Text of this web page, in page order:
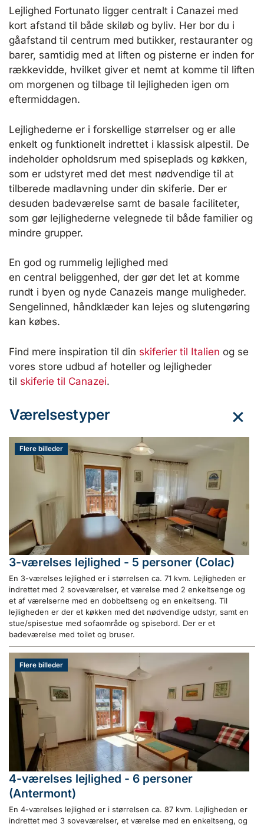
Lejlighed Fortunato ligger centralt i Canazei med
kort afstand til både skiløb og byliv. Her bor du i
gåafstand til centrum med butikker, restauranter og
barer, samtidig med at liften og pisterne er inden for
rækkevidde, hvilket giver et nemt at komme til liften
om morgenen og tilbage til lejligheden igen om
eftermiddagen.
Lejlighederne er i forskellige størrelser og er alle
enkelt og funktionelt indrettet i klassisk alpestil. De
indeholder opholdsrum med spiseplads og køkken,
som er udstyret med det mest nødvendige til at
tilberede madlavning under din skiferie. Der er
desuden badeværelse samt de basale faciliteter,
som gør lejlighederne velegnede til både familier og
mindre grupper.
En god og rummelig lejlighed med
en central beliggenhed, der gør det let at komme
rundt i byen og nyde Canazeis mange muligheder.
Sengelinned, håndklæder kan lejes og slutengøring
kan købes.
Find mere inspiration til din skiferier til Italien og se
vores store udbud af hoteller og lejligheder
til skiferie til Canazei.
Værelsestyper
Flere billeder
3-værelses lejlighed - 5 personer (Colac)
En 3-værelses lejlighed er i størrelsen ca. 71 kvm. Lejligheden er
indrettet med 2 soveværelser, et værelse med 2 enkeltsenge og
et af værelserne med en dobbeltseng og en enkeltseng. Til
lejligheden er der et køkken med det nødvendige udstyr, samt en
stue/spisestue med sofaområde og spisebord. Der er et
badeværelse med toilet og bruser.
Flere billeder
4-værelses lejlighed - 6 personer
(Antermont)
En 4-værelses lejlighed er i størrelsen ca. 87 kvm. Lejligheden er
indrettet med 3 soveværelser, et værelse med en enkeltseng, og